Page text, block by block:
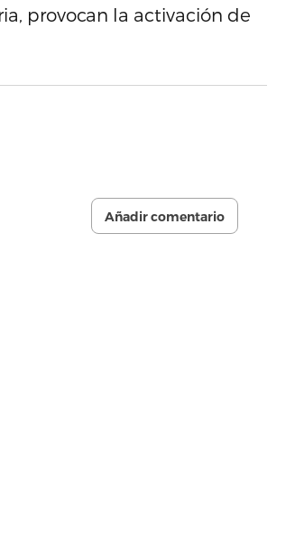
provocan la activación de
Añadir comentario